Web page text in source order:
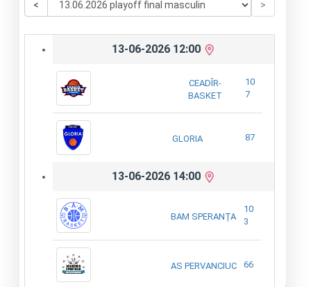
< >
13-06-2026 12:00
CEADÎR-
BASKET
10
7
GLORIA 87
13-06-2026 14:00
BAM SPERANȚA
10
3
AS PERVANCIUC 66